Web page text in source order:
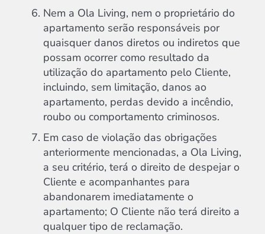
Nem a Ola Living, nem o proprietário do
apartamento serão responsáveis ​​por
quaisquer danos diretos ou indiretos que
possam ocorrer como resultado da
utilização do apartamento pelo Cliente,
incluindo, sem limitação, danos ao
apartamento, perdas devido a incêndio,
roubo ou comportamento criminosos.
Em caso de violação das obrigações
anteriormente mencionadas, a Ola Living,
a seu critério, terá o direito de despejar o
Cliente e acompanhantes para
abandonarem imediatamente o
apartamento; O Cliente não terá direito a
qualquer tipo de reclamação.